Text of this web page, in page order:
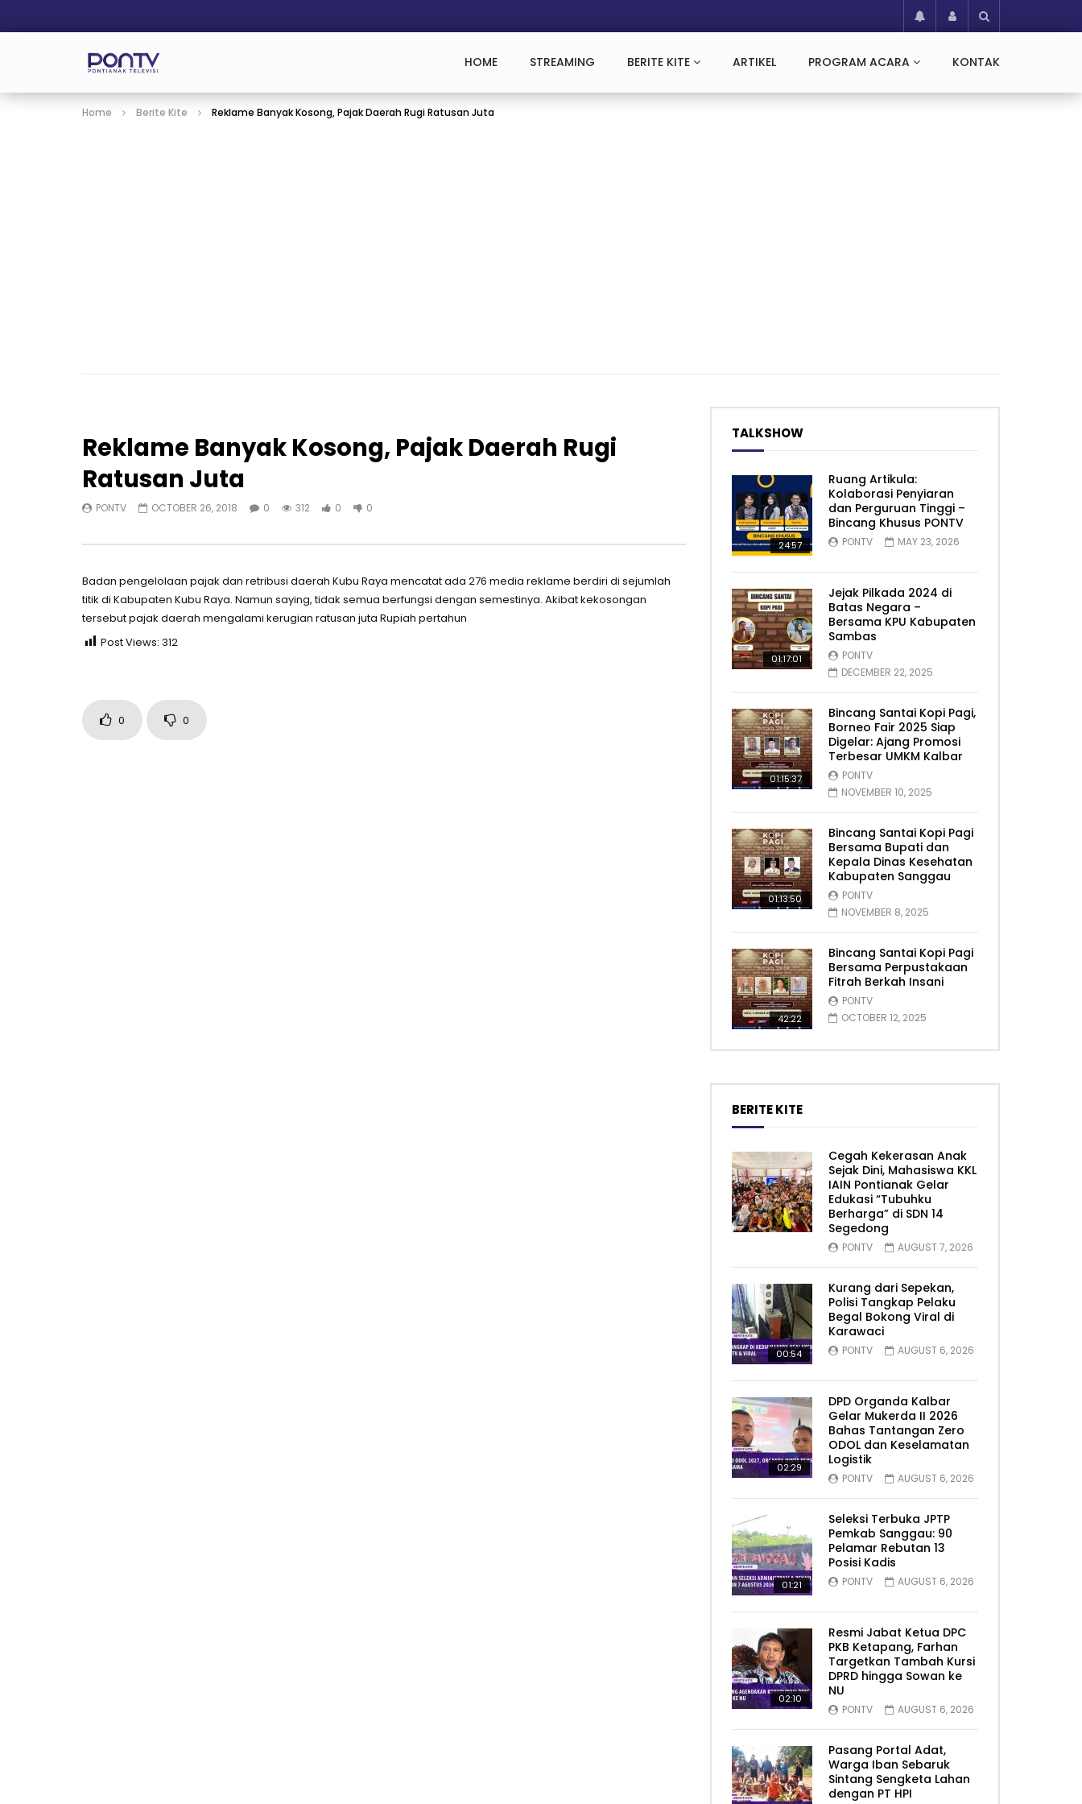
HOME STREAMING BERITE KITE ARTIKEL PROGRAM ACARA KONTAK
Home Berite Kite Reklame Banyak Kosong, Pajak Daerah Rugi Ratusan Juta
Reklame Banyak Kosong, Pajak Daerah Rugi
Ratusan Juta
PONTV OCTOBER 26, 2018 0 312 0 0
Badan pengelolaan pajak dan retribusi daerah Kubu Raya mencatat ada 276 media reklame berdiri di sejumlah
titik di Kabupaten Kubu Raya. Namun saying, tidak semua berfungsi dengan semestinya. Akibat kekosongan
tersebut pajak daerah mengalami kerugian ratusan juta Rupiah pertahun
Post Views: 312
0 0
TALKSHOW
24:57
Ruang Artikula:
Kolaborasi Penyiaran
dan Perguruan Tinggi –
Bincang Khusus PONTV
PONTV MAY 23, 2026
01:17:01
Jejak Pilkada 2024 di
Batas Negara –
Bersama KPU Kabupaten
Sambas
PONTV
DECEMBER 22, 2025
01:15:37
Bincang Santai Kopi Pagi,
Borneo Fair 2025 Siap
Digelar: Ajang Promosi
Terbesar UMKM Kalbar
PONTV
NOVEMBER 10, 2025
01:13:50
Bincang Santai Kopi Pagi
Bersama Bupati dan
Kepala Dinas Kesehatan
Kabupaten Sanggau
PONTV
NOVEMBER 8, 2025
42:22
Bincang Santai Kopi Pagi
Bersama Perpustakaan
Fitrah Berkah Insani
PONTV
OCTOBER 12, 2025
BERITE KITE
Cegah Kekerasan Anak
Sejak Dini, Mahasiswa KKL
IAIN Pontianak Gelar
Edukasi “Tubuhku
Berharga” di SDN 14
Segedong
PONTV AUGUST 7, 2026
00:54
Kurang dari Sepekan,
Polisi Tangkap Pelaku
Begal Bokong Viral di
Karawaci
PONTV AUGUST 6, 2026
02:29
DPD Organda Kalbar
Gelar Mukerda II 2026
Bahas Tantangan Zero
ODOL dan Keselamatan
Logistik
PONTV AUGUST 6, 2026
01:21
Seleksi Terbuka JPTP
Pemkab Sanggau: 90
Pelamar Rebutan 13
Posisi Kadis
PONTV AUGUST 6, 2026
02:10
Resmi Jabat Ketua DPC
PKB Ketapang, Farhan
Targetkan Tambah Kursi
DPRD hingga Sowan ke
NU
PONTV AUGUST 6, 2026
Pasang Portal Adat,
Warga Iban Sebaruk
Sintang Sengketa Lahan
dengan PT HPI